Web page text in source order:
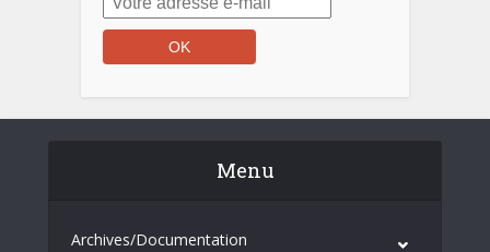
Menu
Archives/Documentation